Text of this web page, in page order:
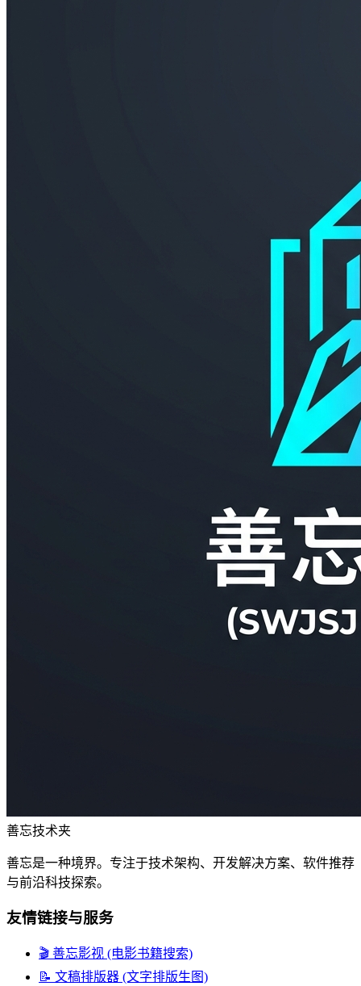
善忘技术夹
善忘是一种境界。专注于技术架构、开发解决方案、软件推荐
与前沿科技探索。
友情链接与服务
🎬 善忘影视 (电影书籍搜索)
📝 文稿排版器 (文字排版生图)